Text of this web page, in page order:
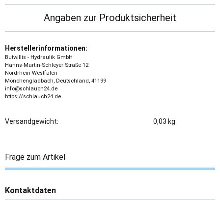
Angaben zur Produktsicherheit
Herstellerinformationen:
Butwillis - Hydraulik GmbH
Hanns-Martin-Schleyer Straße 12
Nordrhein-Westfalen
Mönchengladbach, Deutschland, 41199
info@schlauch24.de
https://schlauch24.de
Versandgewicht: 0,03 kg
Frage zum Artikel
Kontaktdaten